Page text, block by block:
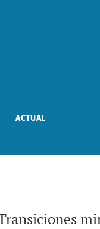
mejor futuro en paz
ACTUAL